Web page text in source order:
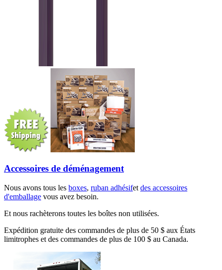
Accessoires de déménagement
Nous avons tous les boxes, ruban adhésifet des accessoires
d'emballage vous avez besoin.
Et nous rachèterons toutes les boîtes non utilisées.
Expédition gratuite des commandes de plus de 50 $ aux États
limitrophes et des commandes de plus de 100 $ au Canada.